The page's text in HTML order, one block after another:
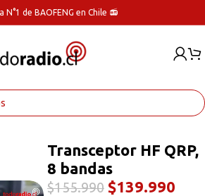
N°1 de BAOFENG en Chile 📻
Transceptor HF QRP,
8 bandas
$155.990 $139.990